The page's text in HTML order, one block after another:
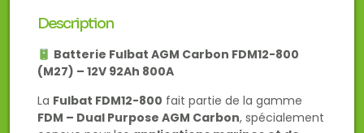
Description
Batterie Fulbat AGM Carbon FDM12-800
(M27) – 12V 92Ah 800A
La Fulbat FDM12-800 fait partie de la gamme
FDM – Dual Purpose AGM Carbon, spécialement